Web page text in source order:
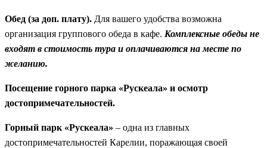
Обед (за доп. плату). Для вашего удобства возможна
организация группового обеда в кафе. Комплексные обеды не
входят в стоимость тура и оплачиваются на месте по
желанию.
Посещение горного парка «Рускеала» и осмотр
достопримечательностей.
Горный парк «Рускеала» – одна из главных
достопримечательностей Карелии, поражающая своей